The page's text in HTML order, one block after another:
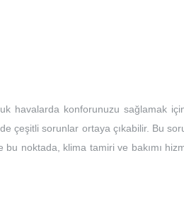
havalarda konforunuzu sağlamak
çeşitli sorunlar ortaya çıkabilir. Bu
bu noktada, klima tamiri ve bakımı